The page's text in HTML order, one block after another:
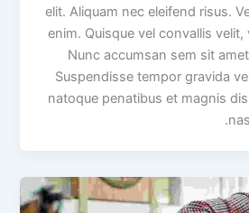
elit. Aliquam nec eleifend risus.
enim. Quisque vel convallis velit,
Nunc accumsan sem sit
Suspendisse tempor gravida
natoque penatibus et magnis